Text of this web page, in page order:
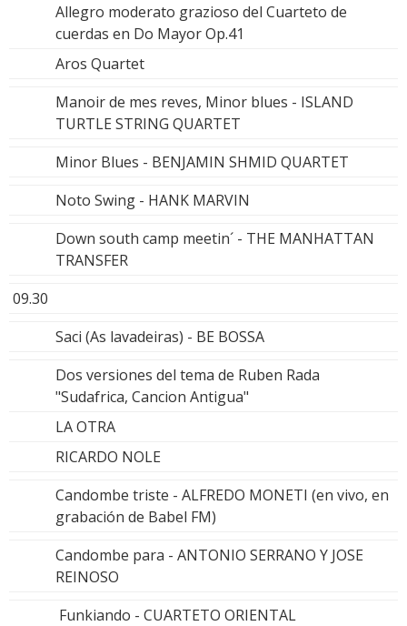
Allegro moderato grazioso del Cuarteto de
cuerdas en Do Mayor Op.41
Aros Quartet
Manoir de mes reves, Minor blues - ISLAND
TURTLE STRING QUARTET
Minor Blues - BENJAMIN SHMID QUARTET
Noto Swing - HANK MARVIN
Down south camp meetin´ - THE MANHATTAN
TRANSFER
09.30
Saci (As lavadeiras) - BE BOSSA
Dos versiones del tema de Ruben Rada
"Sudafrica, Cancion Antigua"
LA OTRA
RICARDO NOLE
Candombe triste - ALFREDO MONETI (en vivo, en
grabación de Babel FM)
Candombe para - ANTONIO SERRANO Y JOSE
REINOSO
Funkiando - CUARTETO ORIENTAL